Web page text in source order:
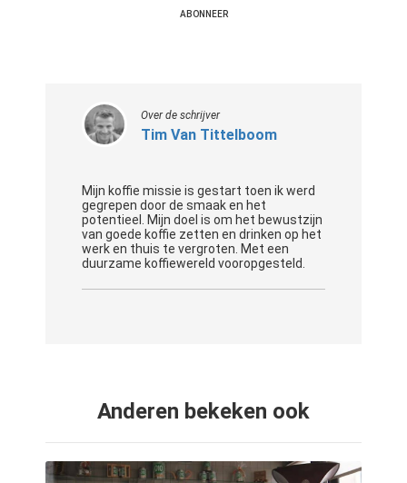
ABONNEER
Over de schrijver
Tim Van Tittelboom
Mijn koffie missie is gestart toen ik werd
gegrepen door de smaak en het
potentieel. Mijn doel is om het bewustzijn
van goede koffie zetten en drinken op het
werk en thuis te vergroten. Met een
duurzame koffiewereld vooropgesteld.
Anderen bekeken ook